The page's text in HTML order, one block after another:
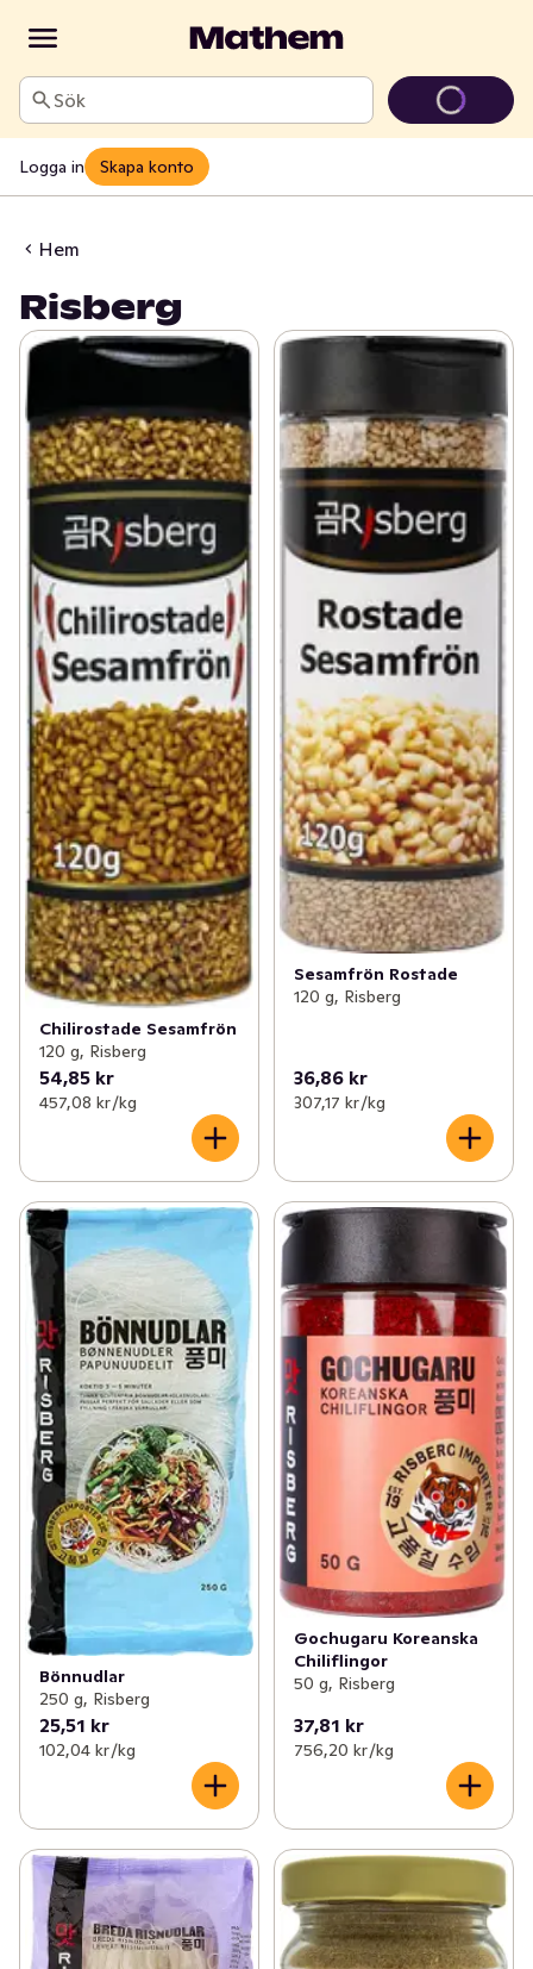
Sök
Logga in Skapa konto
Hem
Risberg
Chilirostade Sesamfrön
120 g, Risberg
54,85 kr
457,08 kr /kg
Sesamfrön Rostade
120 g, Risberg
36,86 kr
307,17 kr /kg
Bönnudlar
250 g, Risberg
25,51 kr
102,04 kr /kg
Gochugaru Koreanska
Chiliflingor
50 g, Risberg
37,81 kr
756,20 kr /kg